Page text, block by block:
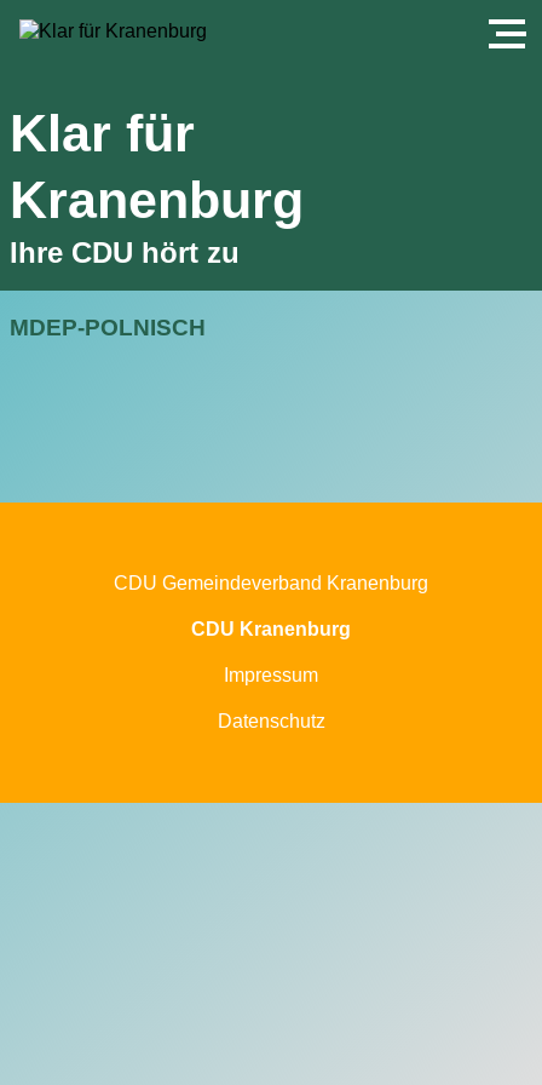
Klar für
Kranenburg
Ihre CDU hört zu
MDEP-POLNISCH
CDU Gemeindeverband Kranenburg
CDU Kranenburg
Impressum
Datenschutz